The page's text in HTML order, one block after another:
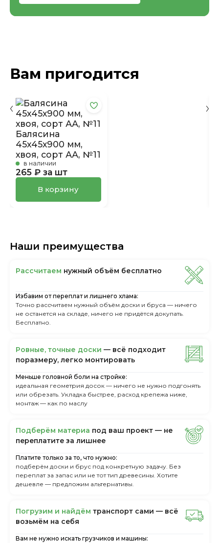
Вам пригодится
Балясина
45х45х900 мм,
хвоя, сорт АА, №11
в наличии
265 ₽ за шт
В корзину
Наши преимущества
Рассчитаем нужный объём бесплатно
Избавим от переплат и лишнего хлама:
Точно рассчитаем нужный объём доски и бруса — ничего
не останется на складе, ничего не придётся докупать.
Бесплатно.
Ровные, точные доски — всё подходит
поразмеру, легкo монтировать
Меньше головной боли на стройке:
идеальная геометрия досок — ничего не нужно подгонять
или обрезать. Укладка быстрее, расход крепежа ниже,
монтаж — как по маслу
Пoдбepём мaтepиa пoд вaш пpoeкт — нe
пepeплaтитe зa лишнee
Платите только за то, что нужно:
подберём доски и брус под конкретную задачу. Без
переплат за запас или не тот тип древесины. Хотите
дешевле — предложим альтернативы.
Пoгpузим и нaйдём тpaнcпopт caми — вcё
вoзьмём нa ceбя
Вам не нужно искать грузчиков и машины: